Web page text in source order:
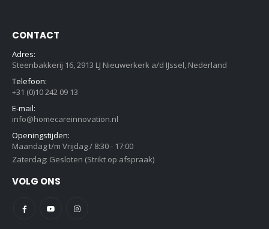
CONTACT
Adres:
Steenbakkerij 16, 2913 LJ Nieuwerkerk a/d IJssel, Nederland
Telefoon:
+31 (0)10 242 09 13
E-mail:
info@homecareinnovation.nl
Openingstijden:
Maandag t/m Vrijdag / 8:30 - 17:00
Zaterdag: Gesloten (Strikt op afspraak)
VOLG ONS